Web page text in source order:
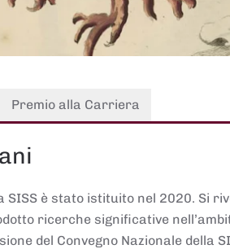
Premio alla Carriera
SISS è stato istituito nel 2020. Si
ricerche significative
del Convegno Nazionale della